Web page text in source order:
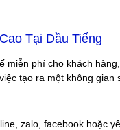
Tại Dầu Tiếng
miễn phí cho khách
tạo ra một không
zalo, facebook hoặc